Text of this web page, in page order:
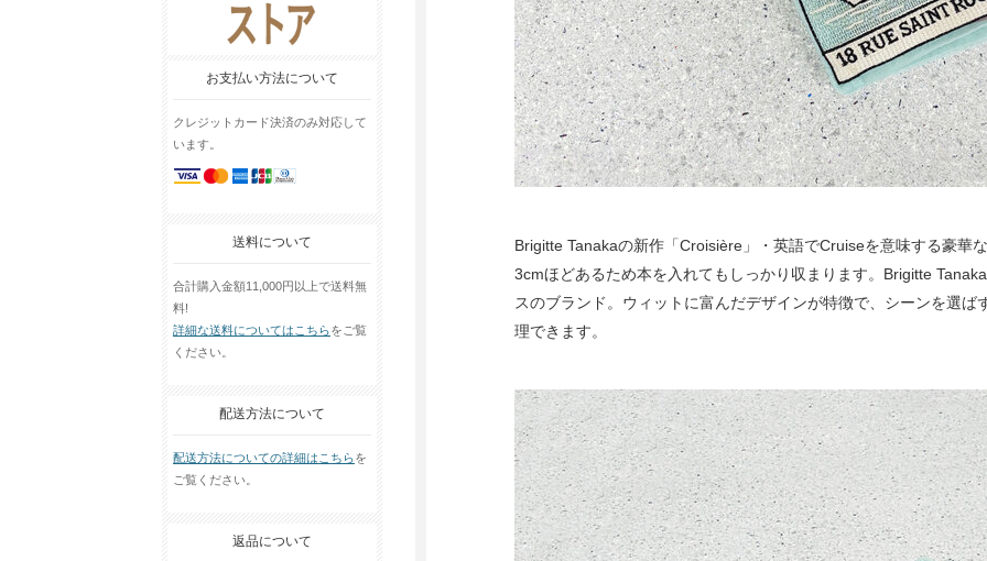
お支払い方法について
クレジットカード決済のみ対応して
います。
送料について
合計購入金額11,000円以上で送料無
料!
詳細な送料についてはこちらをご覧
ください。
配送方法について
配送方法についての詳細はこちらを
ご覧ください。
返品について
Brigitte Tanakaの新作「Croisière」・英語でCruiseを意味する豪華
3cmほどあるため本を入れてもしっかり収まります。Brigitte
スのブランド。ウィットに富んだデザインが特徴で、シーンを選ば
理できます。